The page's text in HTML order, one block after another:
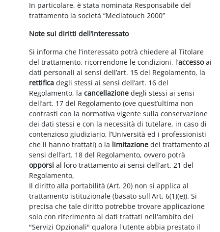
In particolare, è stata nominata Responsabile del
trattamento la società “Mediatouch 2000”
Note sui diritti dell’interessato
Si informa che l’interessato potrà chiedere al Titolare
del trattamento, ricorrendone le condizioni, l’accessoai
dati personali ai sensi dell’art. 15 del Regolamento, la
rettificadegli stessi ai sensi dell’art. 16 del
Regolamento, lacancellazione degli stessi ai sensi
dell’art. 17 del Regolamento (ove quest’ultima non
contrasti con la normativa vigente sulla conservazione
dei dati stessi e con la necessità di tutelare, in caso di
contenzioso giudiziario, l’Università ed i professionisti
che li hanno trattati) o la limitazione del trattamento ai
sensi dell’art. 18 del Regolamento, ovvero potrà
opporsi al loro trattamento ai sensi dell’art. 21 del
Regolamento,
Il diritto alla portabilità (Art. 20) non si applica al
trattamento istituzionale (basato sull'Art. 6(1)(e)). Si
precisa che tale diritto potrebbe trovare applicazione
solo con riferimento ai dati trattati nell'ambito dei
"Servizi Opzionali" qualora l'utente abbia prestato il